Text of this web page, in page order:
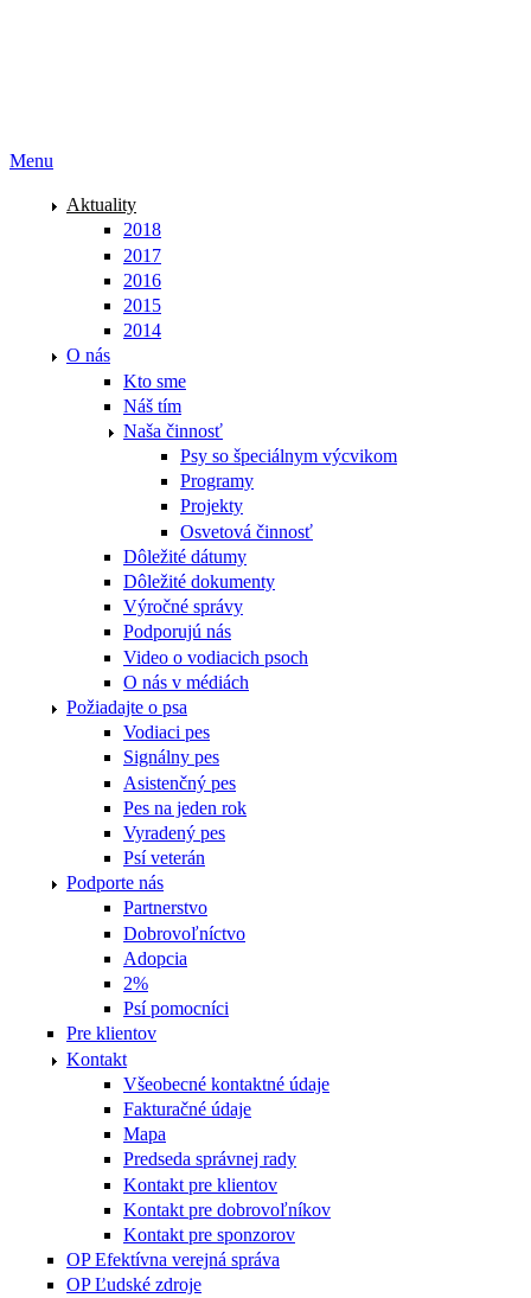
Menu
Aktuality
2018
2017
2016
2015
2014
O nás
Kto sme
Náš tím
Naša činnosť
Psy so špeciálnym výcvikom
Programy
Projekty
Osvetová činnosť
Dôležité dátumy
Dôležité dokumenty
Výročné správy
Podporujú nás
Video o vodiacich psoch
O nás v médiách
Požiadajte o psa
Vodiaci pes
Signálny pes
Asistenčný pes
Pes na jeden rok
Vyradený pes
Psí veterán
Podporte nás
Partnerstvo
Dobrovoľníctvo
Adopcia
2%
Psí pomocníci
Pre klientov
Kontakt
Všeobecné kontaktné údaje
Fakturačné údaje
Mapa
Predseda správnej rady
Kontakt pre klientov
Kontakt pre dobrovoľníkov
Kontakt pre sponzorov
OP Efektívna verejná správa
OP Ľudské zdroje